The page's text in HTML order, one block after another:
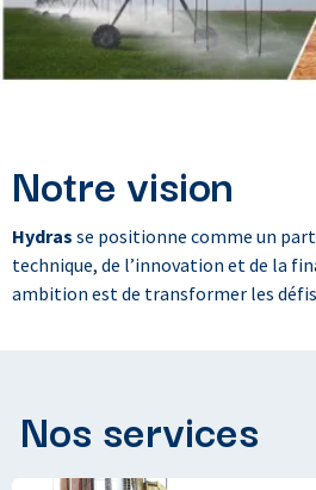
Notre vision
Hydras se positionne comme un
technique, de l’innovation et de la
ambition est de transformer les
Nos services